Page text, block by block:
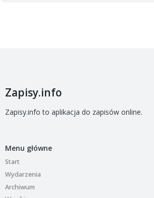
Zapisy.info
Zapisy.info to aplikacja do zapisów online.
Menu główne
Start
Wydarzenia
Archiwum